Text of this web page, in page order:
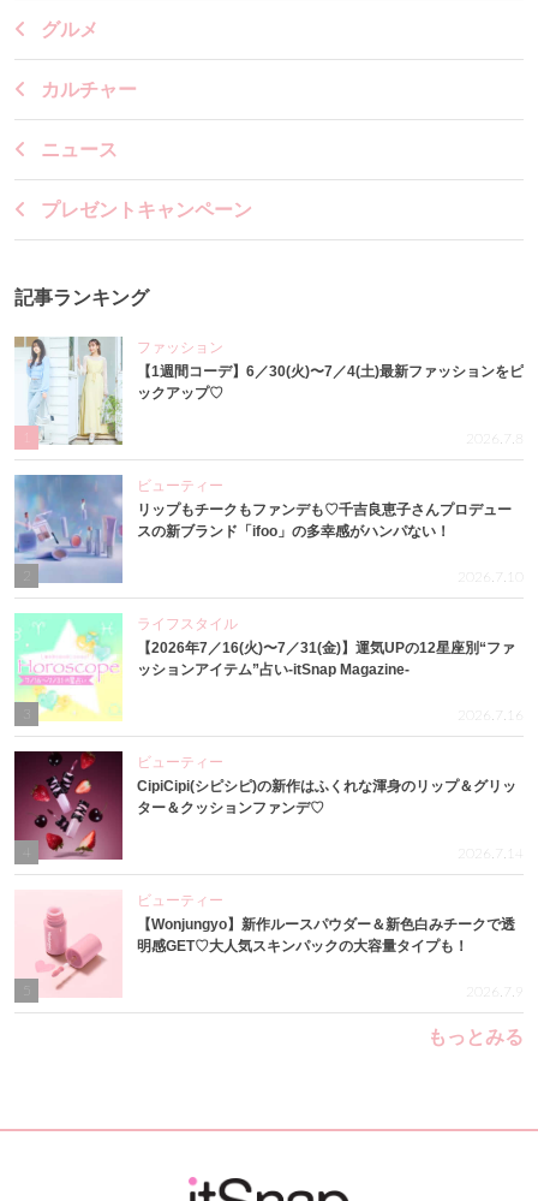
グルメ
カルチャー
ニュース
プレゼントキャンペーン
記事ランキング
ファッション
【1週間コーデ】6／30(火)〜7／4(土)最新ファッションをピ
ックアップ♡
2026.7.8
ビューティー
リップもチークもファンデも♡千吉良恵子さんプロデュー
スの新ブランド「ifoo」の多幸感がハンパない！
2026.7.10
3
ライフスタイル
【2026年7／16(火)〜7／31(金)】運気UPの12星座別“ファ
ッションアイテム”占い-itSnap Magazine-
2026.7.16
4
ビューティー
CipiCipi(シピシピ)の新作はふくれな渾身のリップ＆グリッ
ター＆クッションファンデ♡
2026.7.14
ビューティー
【Wonjungyo】新作ルースパウダー＆新色白みチークで透
明感GET♡大人気スキンパックの大容量タイプも！
2026.7.9
もっとみる